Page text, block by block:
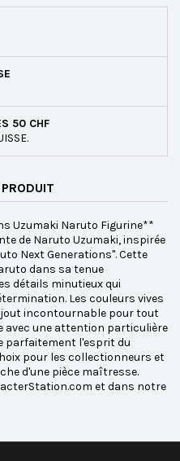
50 CHF
Uzumaki Naruto Figurine**
de Naruto Uzumaki, inspirée
Next Generations". Cette
dans sa tenue
détails minutieux qui
Les couleurs vives
incontournable pour tout
avec une attention particulière
parfaitement l'esprit du
pour les collectionneurs et
d'une pièce maîtresse.
et dans notre